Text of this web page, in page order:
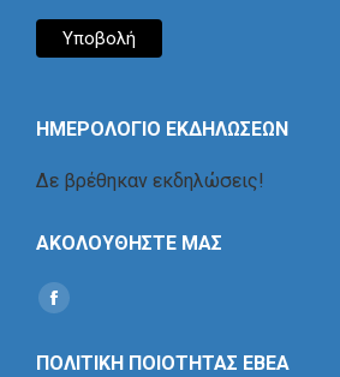
ΗΜΕΡΟΛΟΓΙΟ ΕΚΔΗΛΩΣΕΩΝ
Δε βρέθηκαν εκδηλώσεις!
ΑΚΟΛΟΥΘΗΣΤΕ ΜΑΣ
Find us on:
Social
ΠΟΛΙΤΙΚΗ ΠΟΙΟΤΗΤΑΣ ΕΒΕΑ